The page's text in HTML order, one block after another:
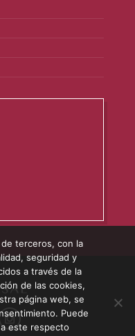
terceros, con la
seguridad y
a través de la
de las cookies,
página web, se
Puede
este respecto